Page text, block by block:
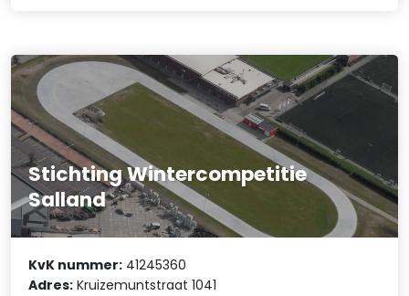
Stichting Wintercompetitie
Salland
KvK nummer: 41245360
Adres: Kruizemuntstraat 1041